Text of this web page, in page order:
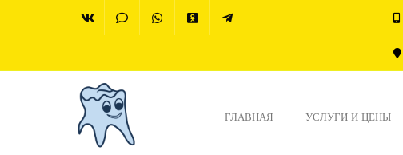
ГЛАВНАЯ УСЛУГИ И ЦЕНЫ